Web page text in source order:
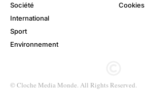
Société
International
Sport
Environnement
Cookies
© Cloche Media Monde. All Rights Reserved.